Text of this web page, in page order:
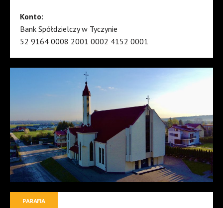
Konto:
Bank Spółdzielczy w Tyczynie
52 9164 0008 2001 0002 4152 0001
PARAFIA